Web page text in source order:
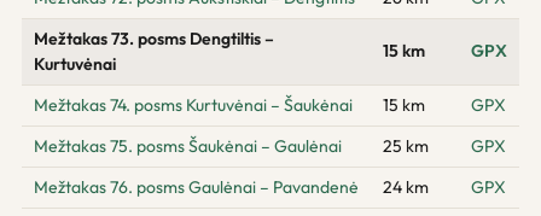
Mežtakas 73. posms Dengtiltis –
Kurtuvėnai
15 km GPX
Mežtakas 74. posms Kurtuvėnai – Šaukėnai 15 km
GPX
Mežtakas 75. posms Šaukėnai – Gaulėnai
25 km
GPX
Mežtakas 76. posms Gaulėnai – Pavandenė
24 km
GPX